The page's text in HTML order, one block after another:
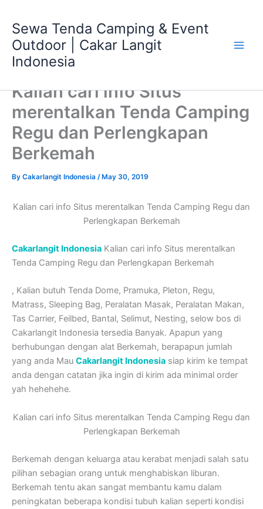
content
Sewa Tenda Camping & Event
Outdoor | Cakar Langit
Indonesia
Kalian cari info Situs
merentalkan Tenda Camping
Regu dan Perlengkapan
Berkemah
By Cakarlangit Indonesia / May 30, 2019
Kalian cari info Situs merentalkan Tenda Camping Regu dan
Perlengkapan Berkemah
Cakarlangit Indonesia Kalian cari info Situs merentalkan
Tenda Camping Regu dan Perlengkapan Berkemah
, Kalian butuh Tenda Dome, Pramuka, Pleton, Regu,
Matrass, Sleeping Bag, Peralatan Masak, Peralatan Makan,
Tas Carrier, Feilbed, Bantal, Selimut, Nesting, selow bos di
Cakarlangit Indonesia tersedia Banyak. Apapun yang
berhubungan dengan alat Berkemah, berapapun jumlah
yang anda Mau Cakarlangit Indonesia siap kirim ke tempat
anda dengan catatan jika ingin di kirim ada minimal order
yah hehehehe.
Kalian cari info Situs merentalkan Tenda Camping Regu dan
Perlengkapan Berkemah
Berkemah dengan keluarga atau kerabat menjadi salah satu
pilihan sebagian orang untuk menghabiskan liburan.
Berkemah tentu akan sangat membantu kamu dalam
peningkatan beberapa kondisi tubuh kalian seperti kondisi